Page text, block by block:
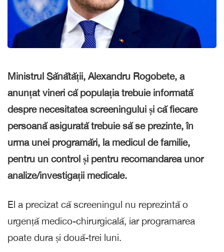
Ministrul Sănătății, Alexandru Rogobete, a
anunțat vineri că populația trebuie informată
despre necesitatea screeningului și că fiecare
persoană asigurată trebuie să se prezinte, în
urma unei programări, la medicul de familie,
pentru un control și pentru recomandarea unor
analize/investigații medicale.
El a precizat că screeningul nu reprezintă o
urgență medico-chirurgicală, iar programarea
poate dura și două-trei luni.